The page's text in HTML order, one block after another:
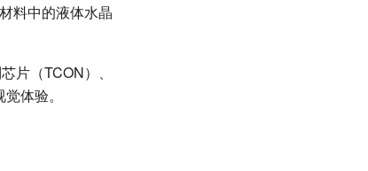
料中的液体水晶
片（TCON）、
体验。